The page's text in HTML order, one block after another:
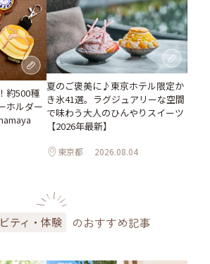
約500種
ホルダー
夏のご褒美に♪東京ホテル限定か
き氷41選。ラグジュアリーな空間
で味わう大人のひんやりスイーツ
【2026年最新】
東京都 2026.08.04
ティ・体験 のおすすめ記事